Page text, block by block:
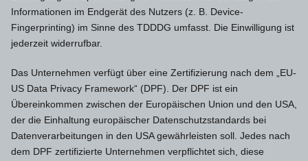
Informationen im Endgerät des Nutzers (z. B. Device-
Fingerprinting) im Sinne des TDDDG umfasst. Die Einwilligung ist
jederzeit widerrufbar.
Das Unternehmen verfügt über eine Zertifizierung nach dem „EU-
US Data Privacy Framework“ (DPF). Der DPF ist ein
Übereinkommen zwischen der Europäischen Union und den USA,
der die Einhaltung europäischer Datenschutzstandards bei
Datenverarbeitungen in den USA gewährleisten soll. Jedes nach
dem DPF zertifizierte Unternehmen verpflichtet sich, diese